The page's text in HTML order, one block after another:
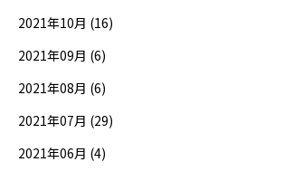
2021年10月 (16)
2021年09月 (6)
2021年08月 (6)
2021年07月 (29)
2021年06月 (4)